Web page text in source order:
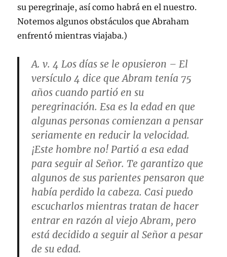
su peregrinaje, así como habrá en el nuestro.
Notemos algunos obstáculos que Abraham
enfrentó mientras viajaba.)
A. v. 4 Los días se le opusieron – El
versículo 4 dice que Abram tenía 75
años cuando partió en su
peregrinación. Esa es la edad en que
algunas personas comienzan a pensar
seriamente en reducir la velocidad.
¡Este hombre no! Partió a esa edad
para seguir al Señor. Te garantizo que
algunos de sus parientes pensaron que
había perdido la cabeza. Casi puedo
escucharlos mientras tratan de hacer
entrar en razón al viejo Abram, pero
está decidido a seguir al Señor a pesar
de su edad.